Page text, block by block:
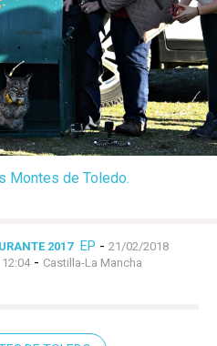
Montes de Toledo.
2017 EP - 21/02/2018
- Castilla-La Mancha